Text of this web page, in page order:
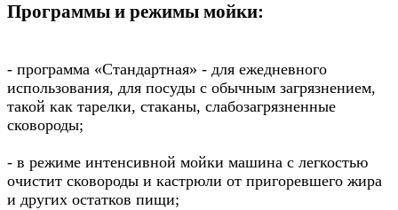
Программы и режимы мойки:
- программа «Стандартная» - для ежедневного
использования, для посуды с обычным загрязнением,
такой как тарелки, стаканы, слабозагрязненные
сковороды;
- в режиме интенсивной мойки машина с легкостью
очистит сковороды и кастрюли от пригоревшего жира
и других остатков пищи;